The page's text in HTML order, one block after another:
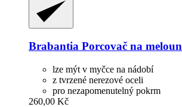
Brabantia Porcovač na meloun
lze mýt v myčce na nádobí
z tvrzené nerezové oceli
pro nezapomenutelný pokrm
260,00 Kč